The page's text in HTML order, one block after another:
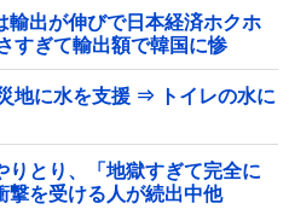
輸出が伸びで日本経済ホクホ
すぎて輸出額で韓国に惨
地に水を支援 ⇒ トイレの水に
りとり、「地獄すぎて完全に
を受ける人が続出中他